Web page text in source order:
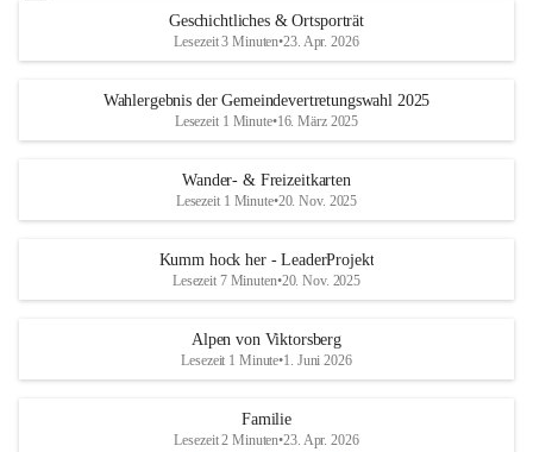
Geschichtliches & Ortsporträt
Lesezeit 3 Minuten•23. Apr. 2026
Wahlergebnis der Gemeindevertretungswahl 2025
Lesezeit 1 Minute•16. März 2025
Wander- & Freizeitkarten
Lesezeit 1 Minute•20. Nov. 2025
Kumm hock her - LeaderProjekt
Lesezeit 7 Minuten•20. Nov. 2025
Alpen von Viktorsberg
Lesezeit 1 Minute•1. Juni 2026
Familie
Lesezeit 2 Minuten•23. Apr. 2026